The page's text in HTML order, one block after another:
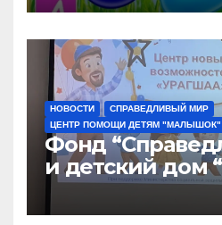
НОВОСТИ
СПРАВЕДЛИВЫЙ МИР
ЦЕНТР ПОМОЩИ ДЕТЯМ "МАЛЫШОК"
Фонд
и детский дом
открыли
возможностей